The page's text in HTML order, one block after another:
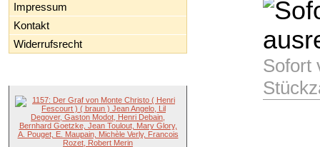
Impressum
Kontakt
Widerrufsrecht
Sofort